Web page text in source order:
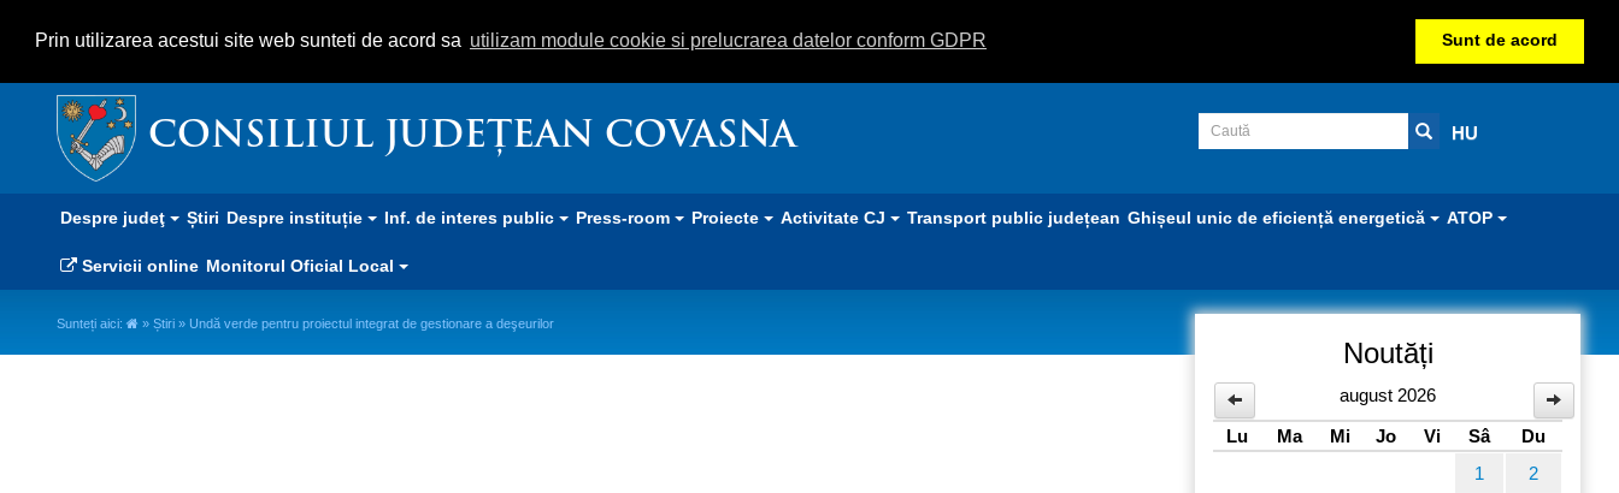
Prin utilizarea acestui site web sunteti de acord sa utilizam module cookie si prelucrarea datelor conform GDPR Sunt de acord
CONSILIUL JUDEȚEAN COVASNA HU
Despre judeţ Știri Despre instituție Inf. de interes public Press-room Proiecte Activitate CJ Transport public județean Ghișeul unic de eficiență energetică ATOP
Servicii online Monitorul Oficial Local
Sunteți aici: » Știri » Undă verde pentru proiectul integrat de gestionare a deşeurilor
Noutăți
august 2026
Lu
Ma Mi Jo Vi Sâ
Du
1
2